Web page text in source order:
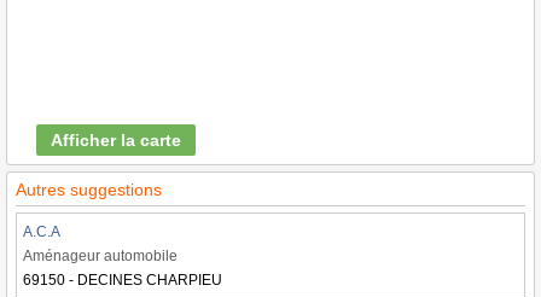
Afficher la carte
Autres suggestions
A.C.A
Aménageur automobile
69150 - DECINES CHARPIEU